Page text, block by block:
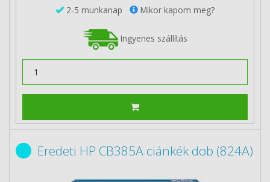
2-5 munkanap Mikor kapom meg?
Ingyenes szállítás
Eredeti HP CB385A ciánkék dob (824A)